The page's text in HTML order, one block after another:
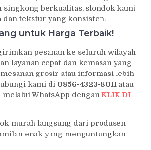
singkong berkualitas, slondok kami
dan tekstur yang konsisten.
untuk Harga Terbaik!
pesanan ke seluruh wilayah
layanan cepat dan kemasan yang
grosir atau informasi lebih
kami di 0856-4323-8011 atau
melalui WhatsApp dengan KLIK DI
murah langsung dari produsen
enak yang menguntungkan